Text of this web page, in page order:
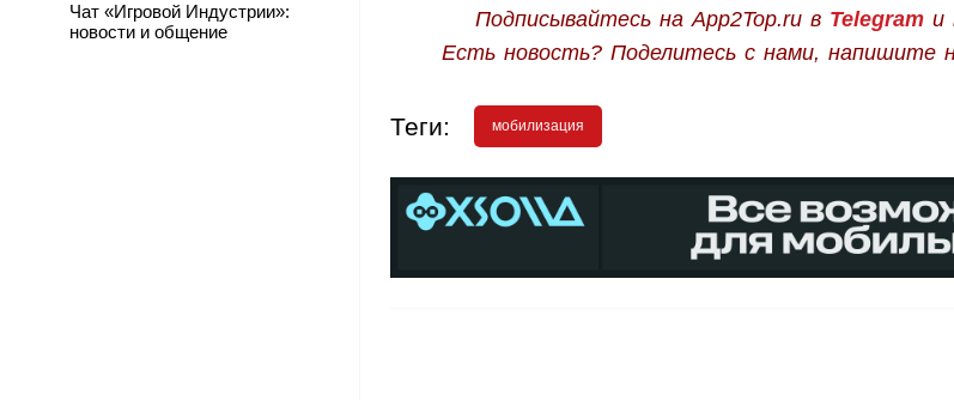
Чат «Игровой Индустрии»:
новости и общение
Подписывайтесь на App2Top.ru в Telegramи
Есть новость? Поделитесь с нами, напишите
Теги: мобилизация